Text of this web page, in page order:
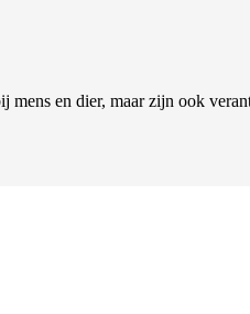
mens en dier, maar zijn ook